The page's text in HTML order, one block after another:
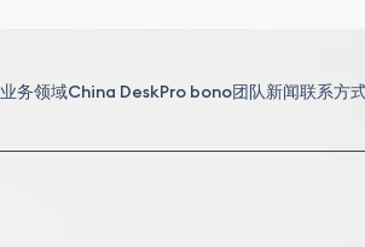
业务领域China DeskPro bono团队新闻联系方